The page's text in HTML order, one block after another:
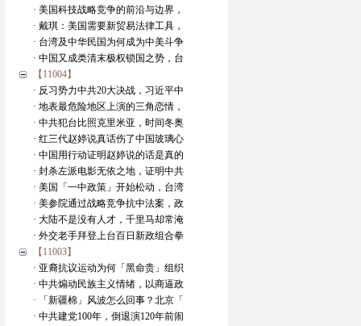
· 美国科技战略竞争的前沿与边界，
· 戴琪：美国需要新贸易法律工具，
· 台湾及中华民国为何成为中美斗争
· 中国又成类清末极权锁国之势，台
【11004】
· 反习势力中共20大决战，习近平中
· 地表最危险地区上演的三角恋情，
· 中共犯台比照克里米亚，时间冬奥
· 红三代赵婷说真话伤了中国玻璃心
· 中国用行动证明赵婷说的话是真的
· 封杀左派电影无依之地，证明中共
· 美国「一中政策」开始松动，台湾
· 美参院通过战略竞争抗中法案，政
· 大陆不是没有人才，千里马却常淹
· 外交老手拜登上台百日新政组合拳
【11003】
· 亚裔抗议运动为何「黑命贵」组织
· 中共煽动民族主义情绪，以商逼政
· 「新疆棉」风波怎么回事？北京「
· 中共建党100年，倒退演120年前闹